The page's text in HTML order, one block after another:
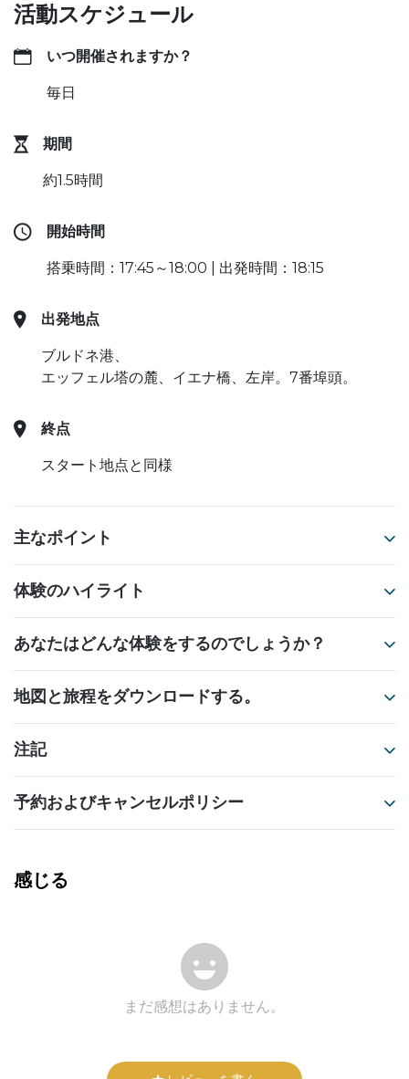
活動スケジュール
いつ開催されますか？
毎日
期間
約1.5時間
開始時間
搭乗時間：17:45～18:00 | 出発時間：18:15
出発地点
ブルドネ港、
エッフェル塔の麓、イエナ橋、左岸。7番埠頭。
終点
スタート地点と同様
主なポイント
体験のハイライト
あなたはどんな体験をするのでしょうか？
地図と旅程をダウンロードする。
注記
予約およびキャンセルポリシー
感じる
まだ感想はありません。